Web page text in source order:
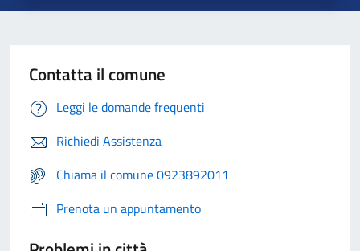
Contatta il comune
Leggi le domande frequenti
Richiedi Assistenza
Chiama il comune 0923892011
Prenota un appuntamento